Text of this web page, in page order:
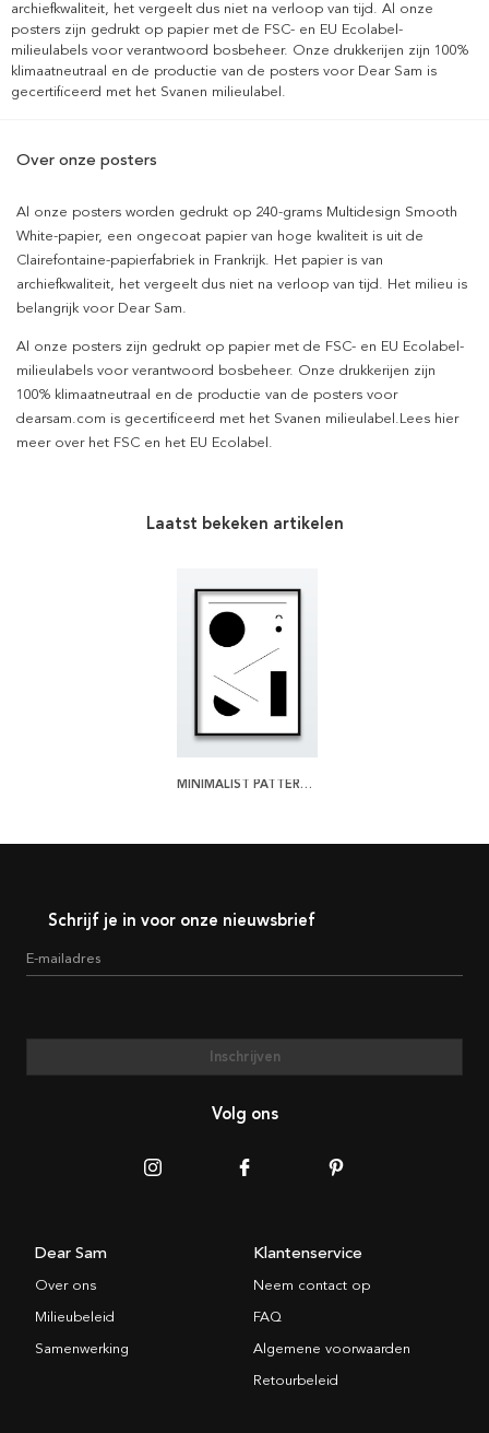
archiefkwaliteit, het vergeelt dus niet na verloop van tijd. Al onze
posters zijn gedrukt op papier met de FSC- en EU Ecolabel-
milieulabels voor verantwoord bosbeheer. Onze drukkerijen zijn 100%
klimaatneutraal en de productie van de posters voor Dear Sam is
gecertificeerd met het Svanen milieulabel.
Over onze posters
Al onze posters worden gedrukt op 240-grams Multidesign Smooth
White-papier, een ongecoat papier van hoge kwaliteit is uit de
Clairefontaine-papierfabriek in Frankrijk. Het papier is van
archiefkwaliteit, het vergeelt dus niet na verloop van tijd. Het milieu is
belangrijk voor Dear Sam.
Al onze posters zijn gedrukt op papier met de FSC- en EU Ecolabel-
milieulabels voor verantwoord bosbeheer. Onze drukkerijen zijn
100% klimaatneutraal en de productie van de posters voor
dearsam.com is gecertificeerd met het Svanen milieulabel.Lees hier
meer over het FSC en het EU Ecolabel.
Laatst bekeken artikelen
MINIMALIST PATTERN POSTER
Schrijf je in voor onze nieuwsbrief
E-mailadres
Inschrijven
Volg ons
Dear Sam
Over ons
Milieubeleid
Samenwerking
Klantenservice
Neem contact op
FAQ
Algemene voorwaarden
Retourbeleid